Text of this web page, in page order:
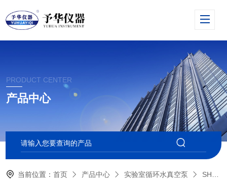
PRODUCT CENTER
产品中心
当前位置：首页 产品中心 实验室循环水真空泵 SHZ-D（Ⅲ）小型循环水真空泵